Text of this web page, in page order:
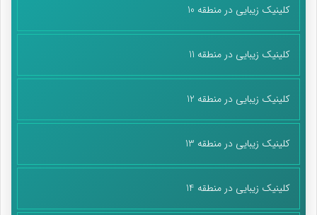
کلینیک زیبایی در منطقه 10
کلینیک زیبایی در منطقه 11
کلینیک زیبایی در منطقه 12
کلینیک زیبایی در منطقه 13
کلینیک زیبایی در منطقه 14